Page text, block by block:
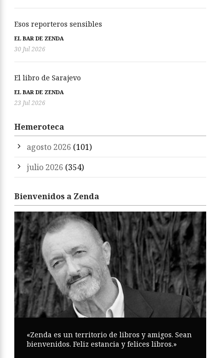
Esos reporteros sensibles
EL BAR DE ZENDA
30 Jul 2026
El libro de Sarajevo
EL BAR DE ZENDA
23 Jul 2026
Hemeroteca
agosto 2026 (101)
julio 2026 (354)
Bienvenidos a Zenda
«Zenda es un territorio de libros y amigos. Sean
bienvenidos. Feliz estancia y felices libros.»